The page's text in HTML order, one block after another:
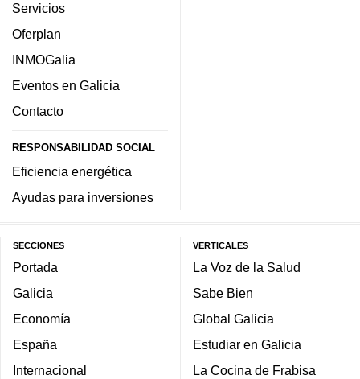
Servicios
Oferplan
INMOGalia
Eventos en Galicia
Contacto
RESPONSABILIDAD SOCIAL
Eficiencia energética
Ayudas para inversiones
SECCIONES
Portada
Galicia
Economía
España
Internacional
VERTICALES
La Voz de la Salud
Sabe Bien
Global Galicia
Estudiar en Galicia
La Cocina de Frabisa